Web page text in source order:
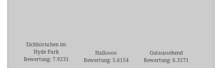
Eichhörnchen im
Hyde Park
Bewertung: 7.9231
Halloooo
Bewertung: 5.6154
Gutaussehend
Bewertung: 6.3571